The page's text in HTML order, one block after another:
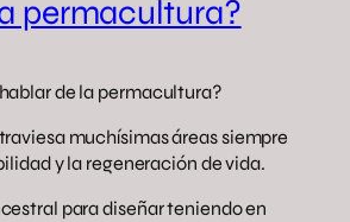
permacultura?
de la permacultura?
muchísimas áreas siempre
y la regeneración de vida.
para diseñar teniendo en